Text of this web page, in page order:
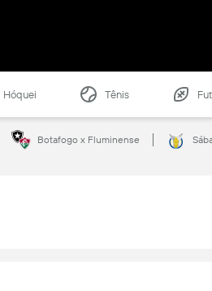
Hóquei Tênis
Botafogo x Fluminense